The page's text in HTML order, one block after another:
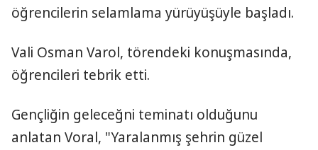
öğrencilerin selamlama yürüyüşüyle başladı.
Vali Osman Varol, törendeki konuşmasında,
öğrencileri tebrik etti.
Gençliğin geleceğni teminatı olduğunu
anlatan Voral, "Yaralanmış şehrin güzel